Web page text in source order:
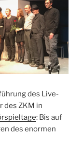
des Live-
des ZKM in
: Bis auf
des enormen